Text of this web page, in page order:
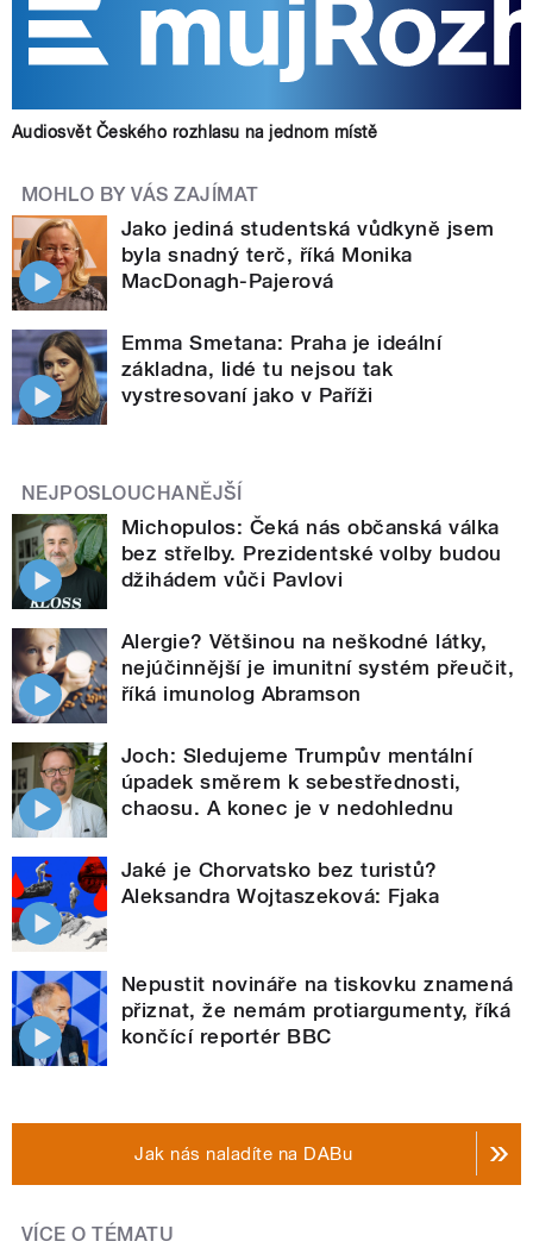
Audiosvět Českého rozhlasu na jednom místě
MOHLO BY VÁS ZAJÍMAT
Jako jediná studentská vůdkyně jsem
byla snadný terč, říká Monika
MacDonagh-Pajerová
Emma Smetana: Praha je ideální
základna, lidé tu nejsou tak
vystresovaní jako v Paříži
NEJPOSLOUCHANĚJŠÍ
Michopulos: Čeká nás občanská válka
bez střelby. Prezidentské volby budou
džihádem vůči Pavlovi
Alergie? Většinou na neškodné látky,
nejúčinnější je imunitní systém přeučit,
říká imunolog Abramson
Joch: Sledujeme Trumpův mentální
úpadek směrem k sebestřednosti,
chaosu. A konec je v nedohlednu
Jaké je Chorvatsko bez turistů?
Aleksandra Wojtaszeková: Fjaka
Nepustit novináře na tiskovku znamená
přiznat, že nemám protiargumenty, říká
končící reportér BBC
Jak nás naladíte na DABu
VÍCE O TÉMATU